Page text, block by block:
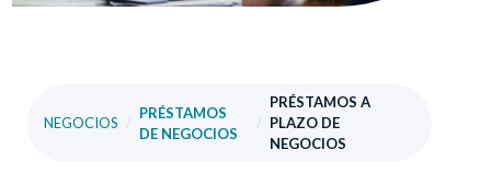
NEGOCIOS
PRÉSTAMOS
DE NEGOCIOS
PRÉSTAMOS A
PLAZO DE
NEGOCIOS